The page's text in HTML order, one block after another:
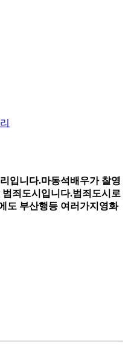
입니다.마동석배우가 찰영
죄도시입니다.범죄도시로
도 부산행등 여러가지영화